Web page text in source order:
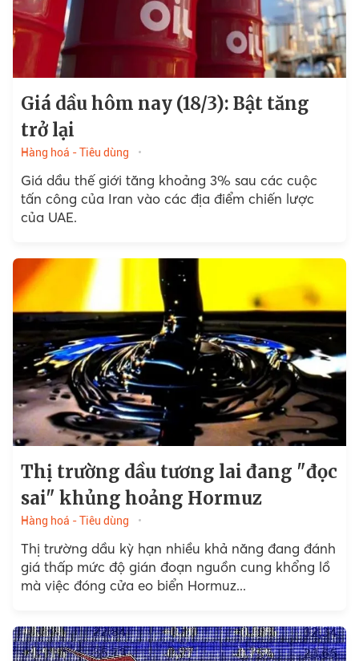
Giá dầu hôm nay (18/3): Bật tăng
trở lại
Hàng hoá - Tiêu dùng
Giá dầu thế giới tăng khoảng 3% sau các cuộc
tấn công của Iran vào các địa điểm chiến lược
của UAE.
Thị trường dầu tương lai đang "đọc
sai" khủng hoảng Hormuz
Hàng hoá - Tiêu dùng
Thị trường dầu kỳ hạn nhiều khả năng đang đánh
giá thấp mức độ gián đoạn nguồn cung khổng lồ
mà việc đóng cửa eo biển Hormuz...